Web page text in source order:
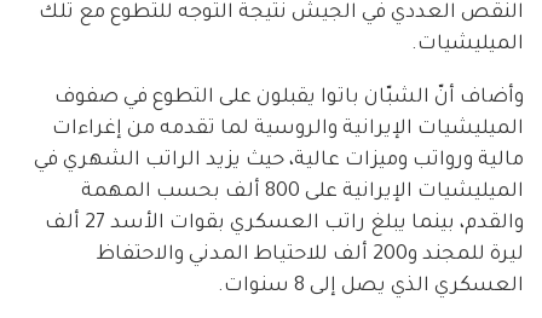
النقص العددي في الجيش نتيجة التوجه للتطوع مع تلك
الميليشيات.
وأضاف أنّ الشبّان باتوا يقبلون على التطوع في صفوف
الميليشيات الإيرانية والروسية لما تقدمه من إغراءات
مالية ورواتب وميزات عالية، حيث يزيد الراتب الشهري في
الميليشيات الإيرانية على 800 ألف بحسب المهمة
والقدم، بينما يبلغ راتب العسكري بقوات الأسد 27 ألف
ليرة للمجند و200 ألف للاحتياط المدني والاحتفاظ
العسكري الذي يصل إلى 8 سنوات.